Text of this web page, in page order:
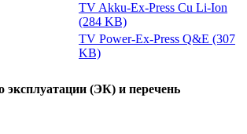
TV Akku-Ex-Press Cu Li-Ion
(284 KB)
TV Power-Ex-Press Q&E (307
KB)